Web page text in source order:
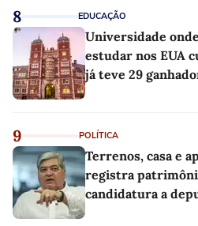
8 EDUCAÇÃO
Universidade
estudar nos EUA
já teve 29
9 POLÍTICA
Terrenos, casa e
registra
candidatura a